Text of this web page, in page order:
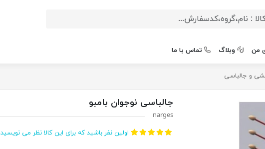
من وبلاگ تماس با ما
و جالباسی
جالباسی نوجوان بامبو
narges
اولین نفر باشید که برای این کالا نظر می نویسید